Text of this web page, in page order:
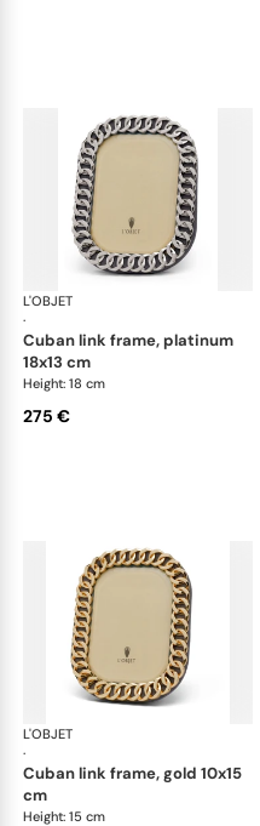
L'OBJET
·
cuban link frame, platinum
18x13 cm
Height: 18 cm
275 €
L'OBJET
·
cuban link frame, gold 10x15
cm
Height: 15 cm